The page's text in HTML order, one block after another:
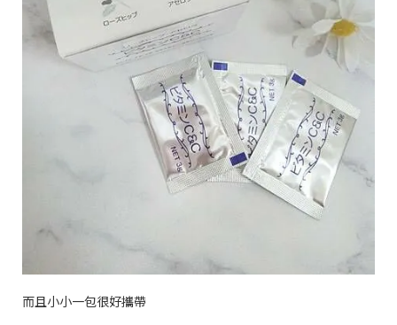
而且小小一包很好攜帶